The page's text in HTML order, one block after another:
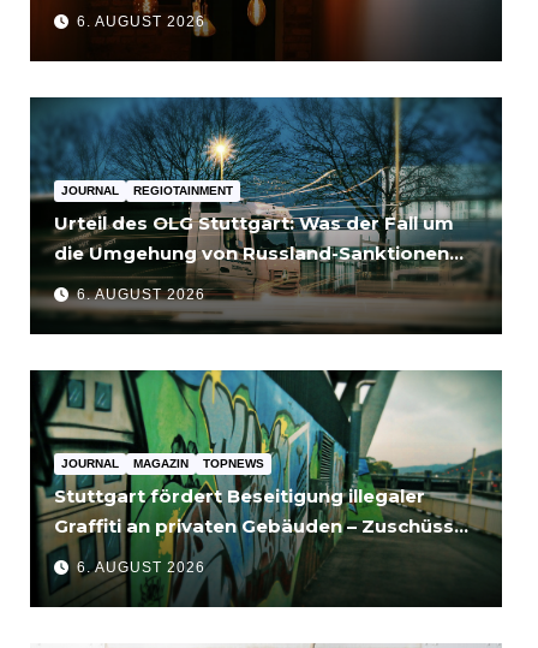
6. AUGUST 2026
JOURNAL REGIOTAINMENT
Urteil des OLG Stuttgart: Was der Fall um
die Umgehung von Russland-Sanktionen
für Unternehmen bedeutet
6. AUGUST 2026
JOURNAL MAGAZIN TOPNEWS
Stuttgart fördert Beseitigung illegaler
Graffiti an privaten Gebäuden – Zuschüsse
bis 3.500 Euro
6. AUGUST 2026